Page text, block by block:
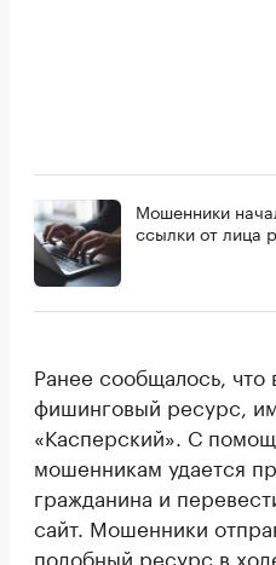
Мошенники
ссылки от лица
Ранее сообщалось, что
фишинговый ресурс,
«Касперский». С
мошенникам удается
гражданина и
сайт. Мошенники
подобный ресурс в